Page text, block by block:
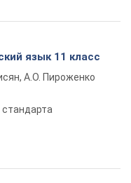
язык 11 класс
А.О. Пироженко